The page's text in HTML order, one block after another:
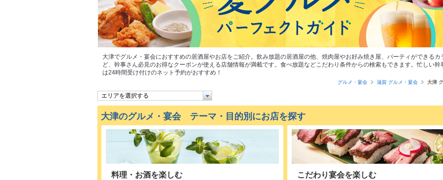
大津でグルメ・宴会におすすめの居酒屋やお店をご紹介。飲み放題の居酒屋の他、焼肉屋やお好み焼き屋、パーティができるカ
ど、幹事さん必見のお得なクーポンが使える店舗情報が満載です。食べ放題などこだわり条件からの検索もできます。忙しい幹
は24時間受け付けのネット予約がおすすめ！
グルメ・宴会 滋賀 グルメ・宴会 大津
エリアを選択する
大津のグルメ・宴会 テーマ・目的別にお店を探す
料理・お酒を楽しむ こだわり宴会を楽しむ